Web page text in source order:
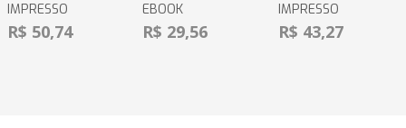
IMPRESSO
R$ 50,74
EBOOK
R$ 29,56
IMPRESSO
R$ 43,27